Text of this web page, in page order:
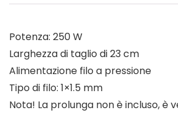
Potenza: 250 W
Larghezza di taglio di 23 cm
Alimentazione filo a pressione
Tipo di filo: 1×1.5 mm
Nota! La prolunga non è incluso, è